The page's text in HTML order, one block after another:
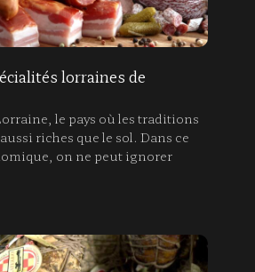
lorraines de
le pays où les traditions
riches que le sol. Dans ce
on ne peut ignorer